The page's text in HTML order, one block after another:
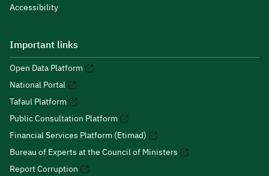
Accessibility
Important links
Open Data Platform
National Portal
Tafaul Platform
Public Consultation Platform
Financial Services Platform (Etimad)
Bureau of Experts at the Council of Ministers
Report Corruption